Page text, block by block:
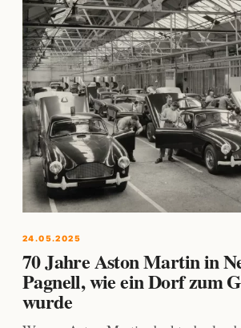
24.05.2025
70 Jahre Aston Martin in
Pagnell, wie ein Dorf zum
wurde